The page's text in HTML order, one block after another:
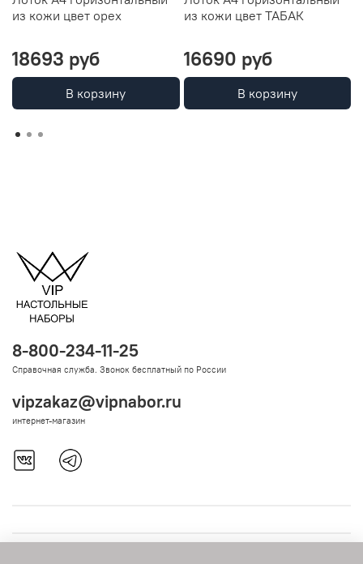
из кожи цвет орех
18693 руб
В корзину
из кожи цвет ТАБАК
16690 руб
В корзину
8-800-234-11-25
Справочная служба. Звонок бесплатный по России
vipzakaz@vipnabor.ru
интернет-магазин